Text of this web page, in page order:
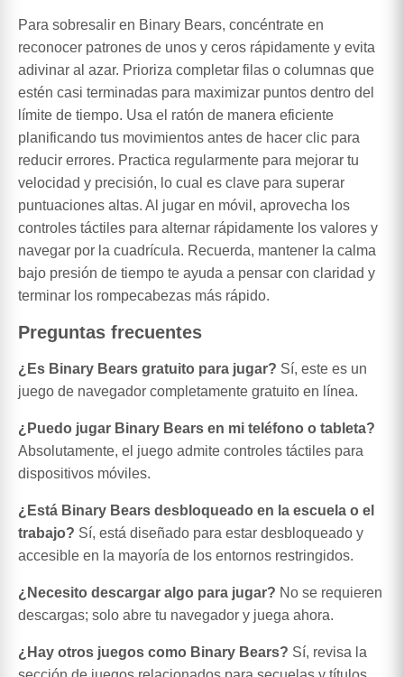
Para sobresalir en Binary Bears, concéntrate en
reconocer patrones de unos y ceros rápidamente y evita
adivinar al azar. Prioriza completar filas o columnas que
estén casi terminadas para maximizar puntos dentro del
límite de tiempo. Usa el ratón de manera eficiente
planificando tus movimientos antes de hacer clic para
reducir errores. Practica regularmente para mejorar tu
velocidad y precisión, lo cual es clave para superar
puntuaciones altas. Al jugar en móvil, aprovecha los
controles táctiles para alternar rápidamente los valores y
navegar por la cuadrícula. Recuerda, mantener la calma
bajo presión de tiempo te ayuda a pensar con claridad y
terminar los rompecabezas más rápido.
Preguntas frecuentes
¿Es Binary Bears gratuito para jugar? Sí, este es un
juego de navegador completamente gratuito en línea.
¿Puedo jugar Binary Bears en mi teléfono o tableta?
Absolutamente, el juego admite controles táctiles para
dispositivos móviles.
¿Está Binary Bears desbloqueado en la escuela o el
trabajo? Sí, está diseñado para estar desbloqueado y
accesible en la mayoría de los entornos restringidos.
¿Necesito descargar algo para jugar? No se requieren
descargas; solo abre tu navegador y juega ahora.
¿Hay otros juegos como Binary Bears? Sí, revisa la